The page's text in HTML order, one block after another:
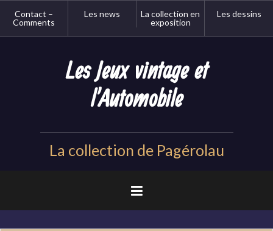
Contact –
Comments
Les news
La collection en
exposition
Les dessins
Les Jeux vintage et
l'Automobile
La collection de Pagérolau